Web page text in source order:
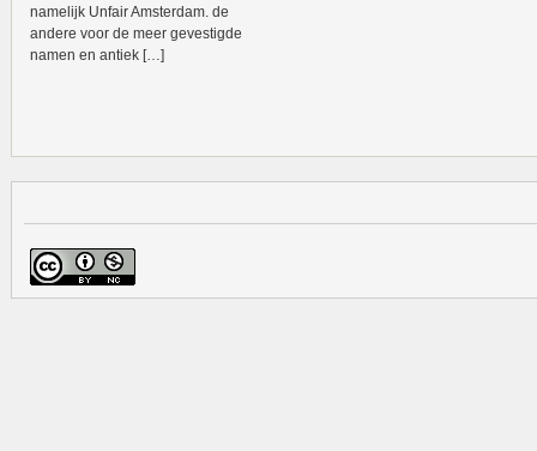
namelijk Unfair Amsterdam. de
andere voor de meer gevestigde
namen en antiek […]